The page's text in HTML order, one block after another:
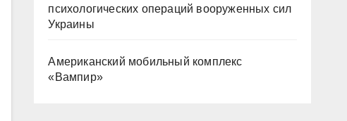
психологических операций вооруженных сил
Украины
Американский мобильный комплекс
«Вампир»